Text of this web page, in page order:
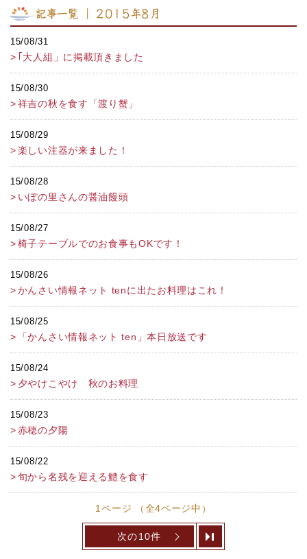
記事一覧 ｜ 2015年8月
15/08/31
｢大人組」に掲載頂きました
15/08/30
祥吉の秋を食す「渡り蟹」
15/08/29
楽しい注器が来ました！
15/08/28
いぼの里さんの醤油饅頭
15/08/27
椅子テーブルでのお食事もOKです！
15/08/26
かんさい情報ネット tenに出たお料理はこれ！
15/08/25
「かんさい情報ネット ten」本日放送です
15/08/24
夕やけこやけ 秋のお料理
15/08/23
赤穂の夕陽
15/08/22
旬から名残を迎える鱧を食す
1ページ （全4ページ中）
次の10件